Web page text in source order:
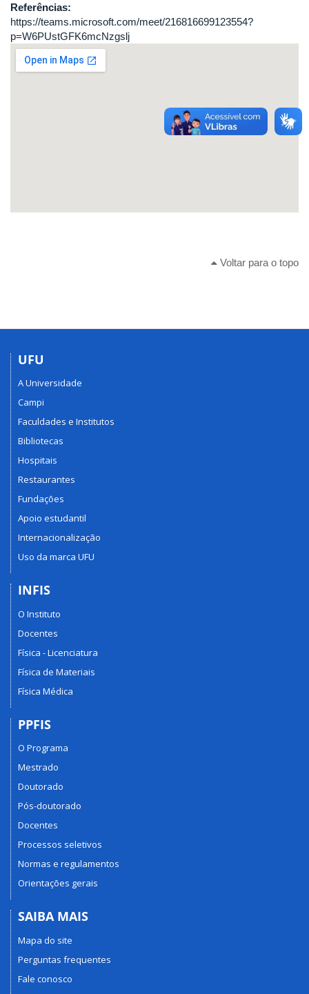
Referências:
https://teams.microsoft.com/meet/216816699123554?
p=W6PUstGFK6mcNzgslj
Voltar para o topo
UFU
A Universidade
Campi
Faculdades e Institutos
Bibliotecas
Hospitais
Restaurantes
Fundações
Apoio estudantil
Internacionalização
Uso da marca UFU
INFIS
O Instituto
Docentes
Física - Licenciatura
Física de Materiais
Física Médica
PPFIS
O Programa
Mestrado
Doutorado
Pós-doutorado
Docentes
Processos seletivos
Normas e regulamentos
Orientações gerais
SAIBA MAIS
Mapa do site
Perguntas frequentes
Fale conosco